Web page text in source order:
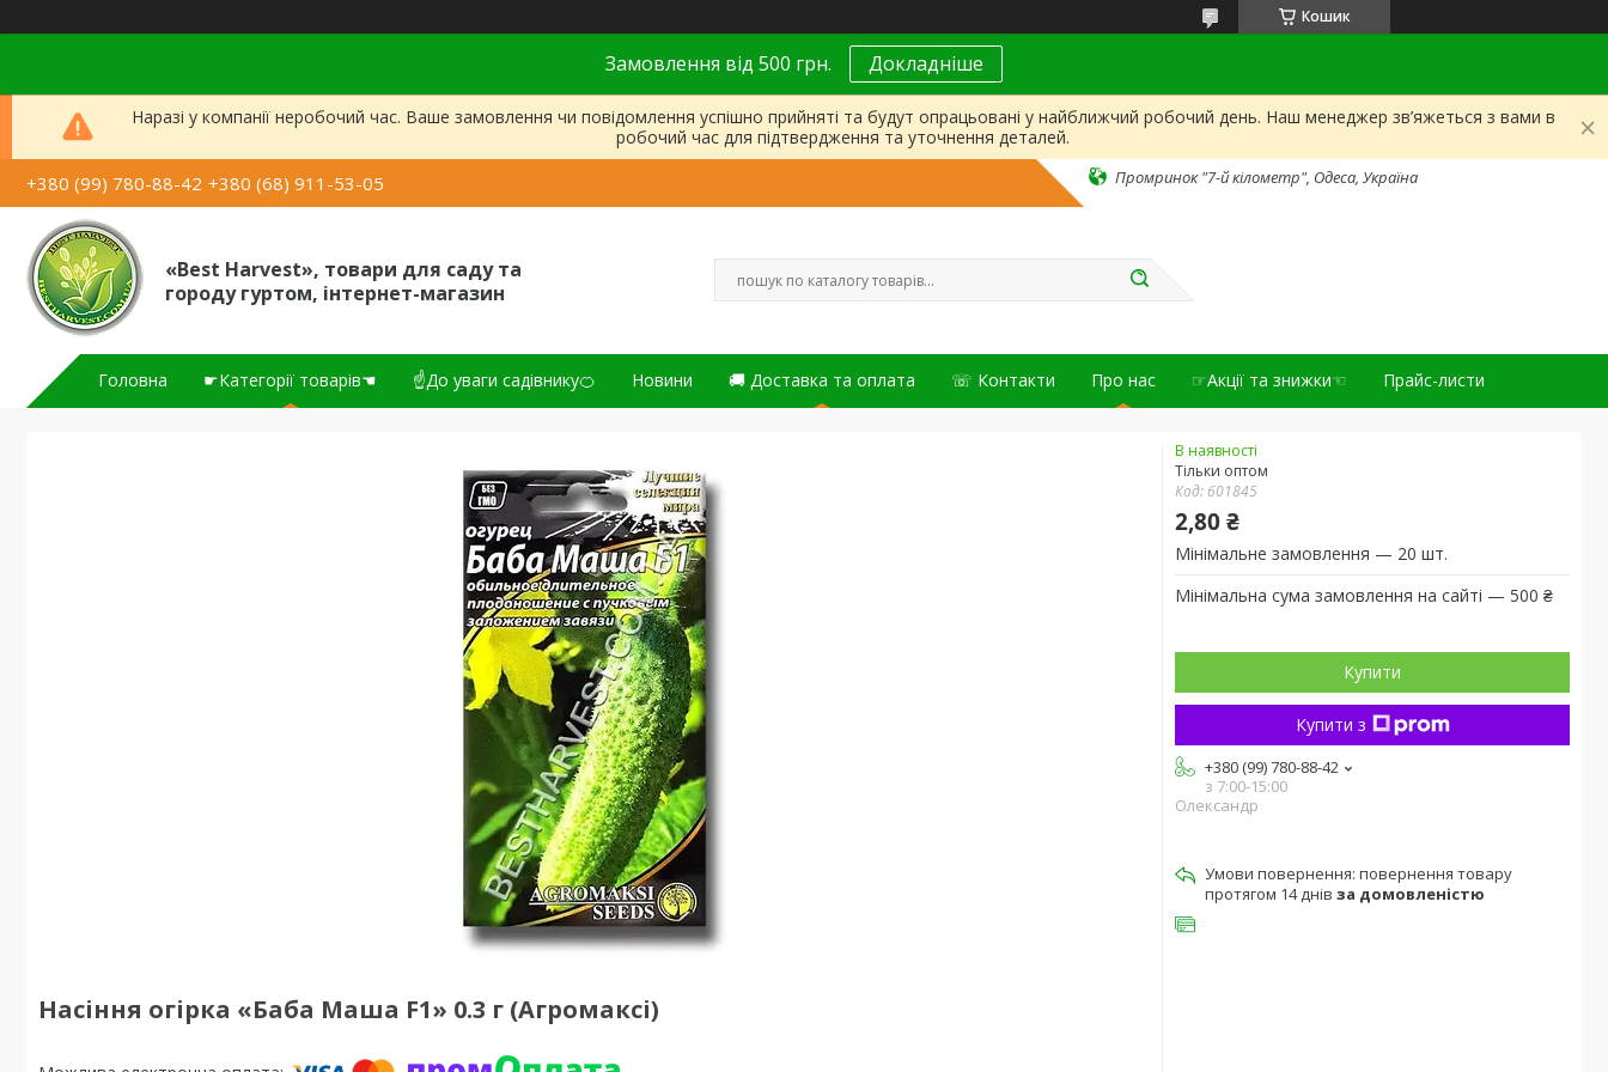
Кошик
Замовлення від 500 грн. Докладніше
Наразі у компанії неробочий час. Ваше замовлення чи повідомлення успішно прийняті та будут опрацьовані у найближчий робочий день. Наш менеджер зв’яжеться з вами в
робочий час для підтвердження та уточнення деталей.
+380 (99) 780-88-42 +380 (68) 911-53-05 Промринок "7-й кілометр", Одеса, Україна
«Best Harvest», товари для саду та
городу гуртом, інтернет-магазин
Головна ☛Категорії товарів☚ ☝До уваги садівнику🍊 Новини 🚚 Доставка та оплата ☏ Контакти Про нас ☞Акції та знижки☜ Прайс-листи
Насіння огірка «Баба Маша F1» 0.3 г (Агромаксі)
В наявності
Тільки оптом
Код: 601845
2,80 ₴
Мінімальне замовлення — 20 шт.
Мінімальна сума замовлення на сайті — 500 ₴
Купити
Купити з
+380 (99) 780-88-42
з 7:00-15:00
Олександр
повернення товару
протягом 14 днів за домовленістю